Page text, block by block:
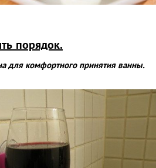
порядок.
для комфортного принятия ванны.